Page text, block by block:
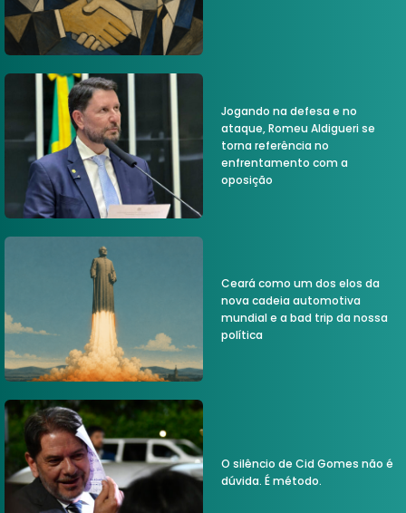
Jogando na defesa e no
ataque, Romeu Aldigueri se
torna referência no
enfrentamento com a
oposição
Ceará como um dos elos da
nova cadeia automotiva
mundial e a bad trip da nossa
política
O silêncio de Cid Gomes não é
dúvida. É método.